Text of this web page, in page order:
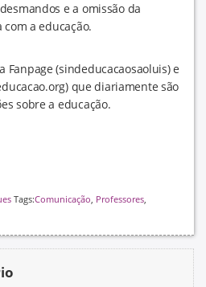
e a omissão da
a educação.
(sindeducacaosaoluis) e
que diariamente são
sobre a educação.
Tags:Comunicação, Professores,